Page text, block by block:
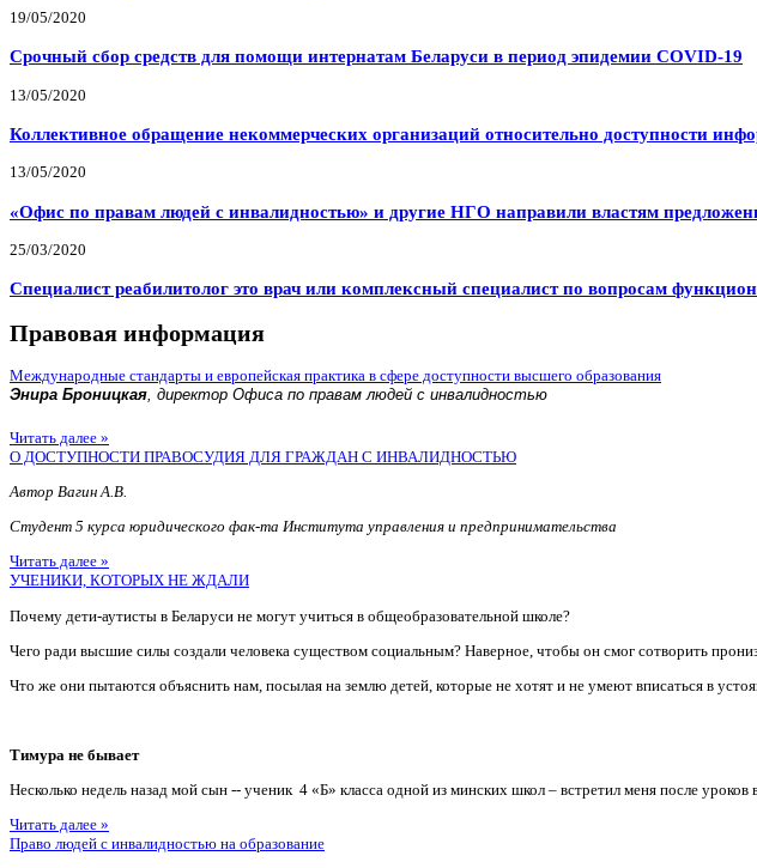
19/05/2020
Срочный сбор средств для помощи интернатам Беларуси в период эпидемии COVID-19
13/05/2020
Коллективное обращение некоммерческих организаций относительно доступности
13/05/2020
«Офис по правам людей с инвалидностью» и другие НГО направили властям
25/03/2020
Специалист реабилитолог это врач или комплексный специалист по вопросам
Правовая информация
Международные стандарты и европейская практика в сфере доступности высшего образования
Энира Броницкая, директор Офиса по правам людей с инвалидностью
Читать далее »
О ДОСТУПНОСТИ ПРАВОСУДИЯ ДЛЯ ГРАЖДАН С ИНВАЛИДНОСТЬЮ
Автор Вагин А.В.
Студент 5 курса юридического фак-та Института управления и предпринимательства
Читать далее »
УЧЕНИКИ, КОТОРЫХ НЕ ЖДАЛИ
Почему дети-аутисты в Беларуси не могут учиться в общеобразовательной школе?
Чего ради высшие силы создали человека существом социальным? Наверное, чтобы он смог сотворить
Что же они пытаются объяснить нам, посылая на землю детей, которые не хотят и не умеют вписаться в
Тимура не бывает
Несколько недель назад мой сын -- ученик 4 «Б» класса одной из минских школ – встретил меня после
Читать далее »
Право людей с инвалидностью на образование